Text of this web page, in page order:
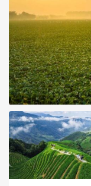
立秋近 採菱忙